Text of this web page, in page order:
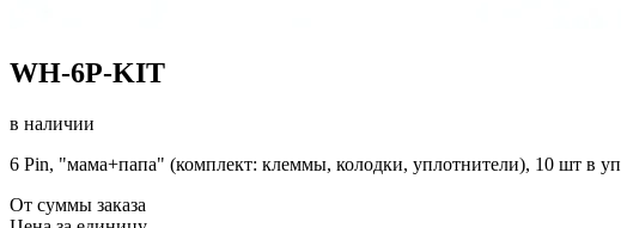
WH-6P-KIT
в наличии
6 Pin, "мама+папа" (комплект: клеммы, колодки, уплотнители), 10 шт в уп
От суммы заказа